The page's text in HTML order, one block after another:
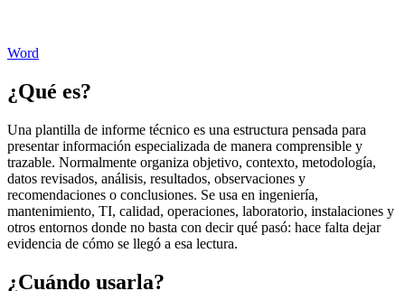
Word
¿Qué es?
Una plantilla de informe técnico es una estructura pensada para
presentar información especializada de manera comprensible y
trazable. Normalmente organiza objetivo, contexto, metodología,
datos revisados, análisis, resultados, observaciones y
recomendaciones o conclusiones. Se usa en ingeniería,
mantenimiento, TI, calidad, operaciones, laboratorio, instalaciones y
otros entornos donde no basta con decir qué pasó: hace falta dejar
evidencia de cómo se llegó a esa lectura.
¿Cuándo usarla?